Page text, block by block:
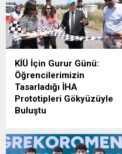
hasarlı olduğunu duyurdu.
KİÜ İçin Gurur Günü:
Öğrencilerimizin
Tasarladığı İHA
Prototipleri Gökyüzüyle
Buluştu
Üniversitesi (KİÜ) öğrencileri
tarafından tasarlanan